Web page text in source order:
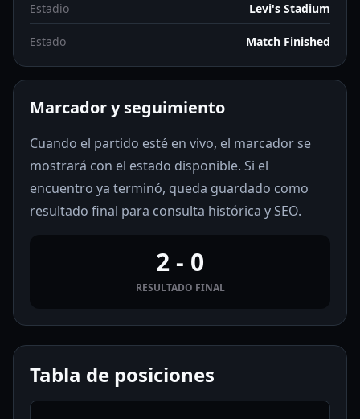
Estadio Levi's Stadium
Estado Match Finished
Marcador y seguimiento
Cuando el partido esté en vivo, el marcador se
mostrará con el estado disponible. Si el
encuentro ya terminó, queda guardado como
resultado final para consulta histórica y SEO.
2 - 0
RESULTADO FINAL
Tabla de posiciones